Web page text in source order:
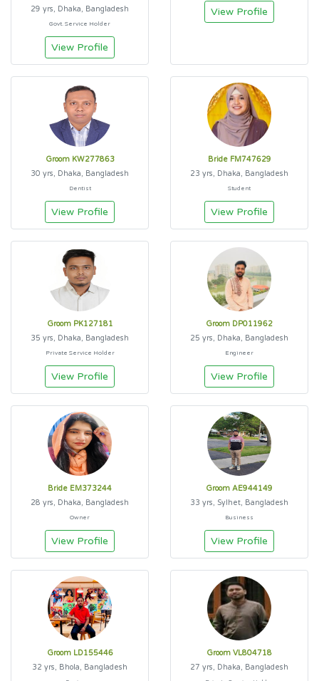
29 yrs, Dhaka, Bangladesh
Govt. Service Holder
View Profile
View Profile
Groom KW277863
30 yrs, Dhaka, Bangladesh
Dentist
View Profile
Bride FM747629
23 yrs, Dhaka, Bangladesh
Student
View Profile
Groom PK127181
35 yrs, Dhaka, Bangladesh
Private Service Holder
View Profile
Groom DP011962
25 yrs, Dhaka, Bangladesh
Engineer
View Profile
Bride EM373244
28 yrs, Dhaka, Bangladesh
Owner
View Profile
Groom AE944149
33 yrs, Sylhet, Bangladesh
Business
View Profile
Groom LD155446
32 yrs, Bhola, Bangladesh
Groom VL804718
27 yrs, Dhaka, Bangladesh